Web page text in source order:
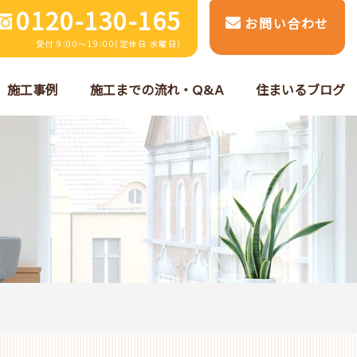
0120-130-165
受付 9:00～19:00(定休日 水曜日)
お問い合わせ
施工事例 施工までの流れ・Q&A 住まいるブログ